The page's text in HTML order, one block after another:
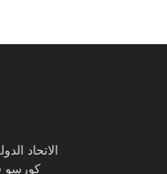
الاتحاد
كورسو